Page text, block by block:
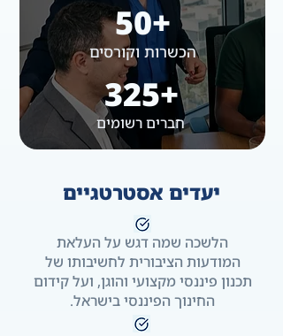
+50
הכשרות וקורסים
חברים רשומים
+325
יעדים אסטרטגיים
הלשכה שמה דגש על העלאת
המודעות הציבורית לחשיבותו של
תכנון פיננסי מקצועי והוגן, ועל קידום
החינוך הפיננסי בישראל.